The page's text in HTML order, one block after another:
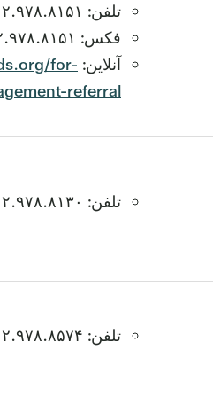
تلفن: ۵۱۲.۹۷۸.۸۱۵۱
فکس: ۵۱۲.۹۷۸.۸۱۵۱
آنلاین: for-
referral
تلفن: ۵۱۲.۹۷۸.۸۱۳۰
تلفن: ۵۱۲.۹۷۸.۸۵۷۴